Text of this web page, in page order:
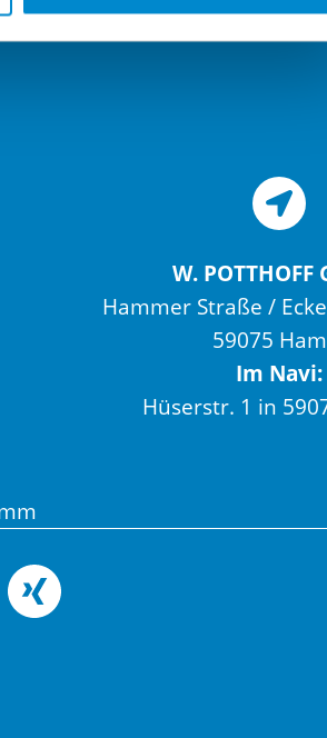
und Service-
W. POTTHOFF
Hammer Straße /
59075
Im Navi:
Hüserstr. 1 in